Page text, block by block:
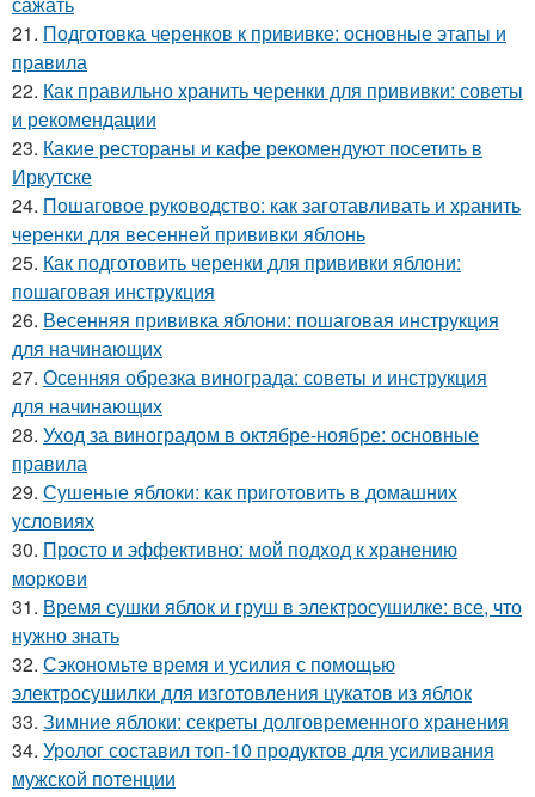
21. Подготовка черенков к прививке: основные этапы и
правила
22. Как правильно хранить черенки для прививки: советы
и рекомендации
23. Какие рестораны и кафе рекомендуют посетить в
Иркутске
24. Пошаговое руководство: как заготавливать и хранить
черенки для весенней прививки яблонь
25. Как подготовить черенки для прививки яблони:
пошаговая инструкция
26. Весенняя прививка яблони: пошаговая инструкция
для начинающих
27. Осенняя обрезка винограда: советы и инструкция
для начинающих
28. Уход за виноградом в октябре-ноябре: основные
правила
29. Сушеные яблоки: как приготовить в домашних
условиях
30. Просто и эффективно: мой подход к хранению
моркови
31. Время сушки яблок и груш в электросушилке: все, что
нужно знать
32. Сэкономьте время и усилия с помощью
электросушилки для изготовления цукатов из яблок
33. Зимние яблоки: секреты долговременного хранения
34. Уролог составил топ-10 продуктов для усиливания
мужской потенции